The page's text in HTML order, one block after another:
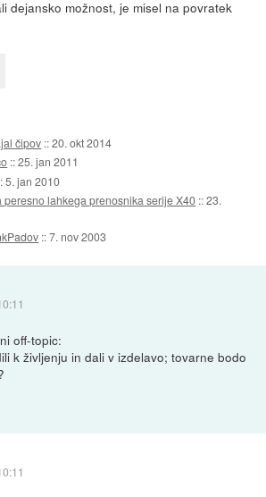
dejansko možnost, je misel na povratek
čipov ::20. okt 2014
::25. jan 2011
5. jan 2010
peresno lahkega prenosnika serije X40 ::23.
::7. nov 2003
off-topic:
k življenju in dali v izdelavo; tovarne bodo